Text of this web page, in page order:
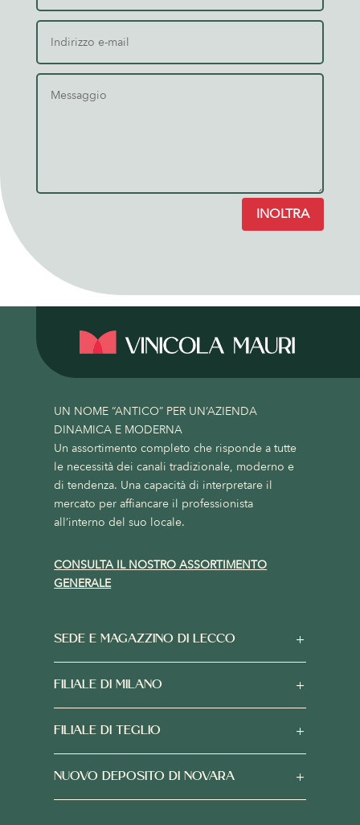
INOLTRA
UN NOME “ANTICO” PER UN’AZIENDA
DINAMICA E MODERNA
Un assortimento completo che risponde a tutte
le necessità dei canali tradizionale, moderno e
di tendenza. Una capacità di interpretare il
mercato per affiancare il professionista
all’interno del suo locale.
CONSULTA IL NOSTRO ASSORTIMENTO
GENERALE
SEDE E MAGAZZINO DI LECCO
FILIALE DI MILANO
FILIALE DI TEGLIO
NUOVO DEPOSITO DI NOVARA